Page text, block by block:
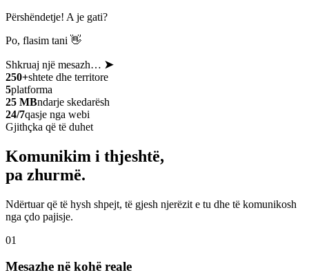
Përshëndetje! A je gati?
Po, flasim tani 👋
Shkruaj një mesazh… ➤
250+shtete dhe territore
5platforma
25 MBndarje skedarësh
24/7qasje nga webi
Gjithçka që të duhet
Komunikim i thjeshtë,
pa zhurmë.
Ndërtuar që të hysh shpejt, të gjesh njerëzit e tu dhe të komunikosh
nga çdo pajisje.
01
Mesazhe në kohë reale